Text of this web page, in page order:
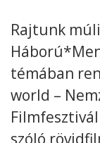
Adatkezelési
Rajtunk
témában
world –
szóló